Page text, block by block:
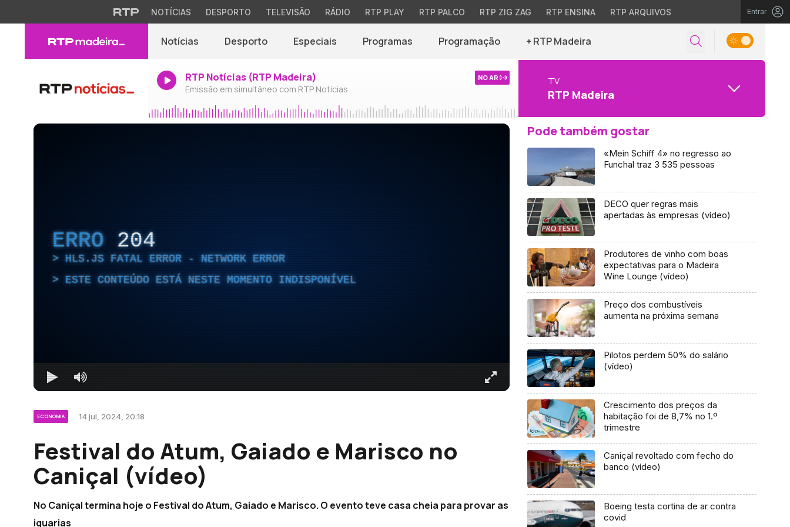
NOTÍCIAS DESPORTO TELEVISÃO RÁDIO RTP PLAY RTP PALCO RTP ZIG ZAG RTP ENSINA RTP ARQUIVOS Entrar
Notícias Desporto Especiais Programas Programação + RTP Madeira
RTP Notícias (RTP Madeira)
Emissão em simultâneo com RTP Notícias
NO AR TV
RTP Madeira
ERRO 204
HLS.JS FATAL ERROR - NETWORK ERROR
ESTE CONTEÚDO ESTÁ NESTE MOMENTO INDISPONÍVEL
ECONOMIA 14 jul, 2024, 20:18
Festival do Atum, Gaiado e Marisco no
Caniçal (vídeo)
No Caniçal termina hoje o Festival do Atum, Gaiado e Marisco. O evento teve casa cheia para provar as
iguarias
Pode também gostar
«Mein Schiff 4» no regresso ao
Funchal traz 3 535 pessoas
DECO quer regras mais
apertadas às empresas (vídeo)
Produtores de vinho com boas
expectativas para o Madeira
Wine Lounge (vídeo)
Preço dos combustíveis
aumenta na próxima semana
Pilotos perdem 50% do salário
(vídeo)
Crescimento dos preços da
habitação foi de 8,7% no 1.º
trimestre
Caniçal revoltado com fecho do
banco (vídeo)
Boeing testa cortina de ar contra
covid